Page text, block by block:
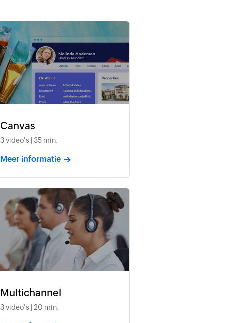
Canvas
3 video's | 35 min.
Meer informatie
Multichannel
3 video's | 20 min.